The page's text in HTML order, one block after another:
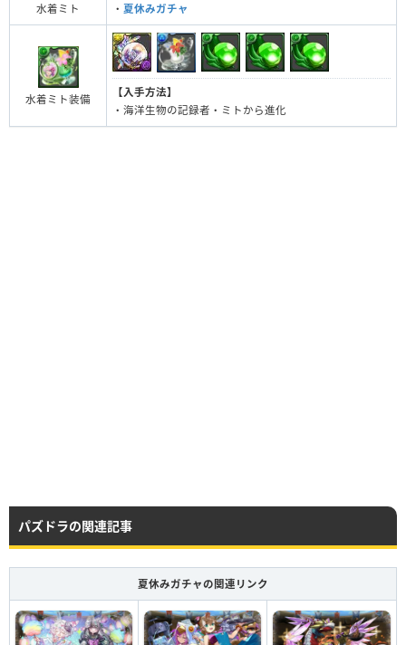
水着ミト
・ 夏休みガチャ
水着ミト装備
【入手方法】
・海洋生物の記録者・ミトから進化
パズドラの関連記事
夏休みガチャの関連リンク